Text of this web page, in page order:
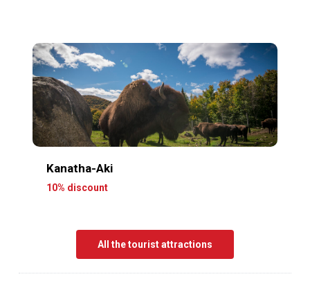
Kanatha-Aki
10% discount
All the tourist attractions